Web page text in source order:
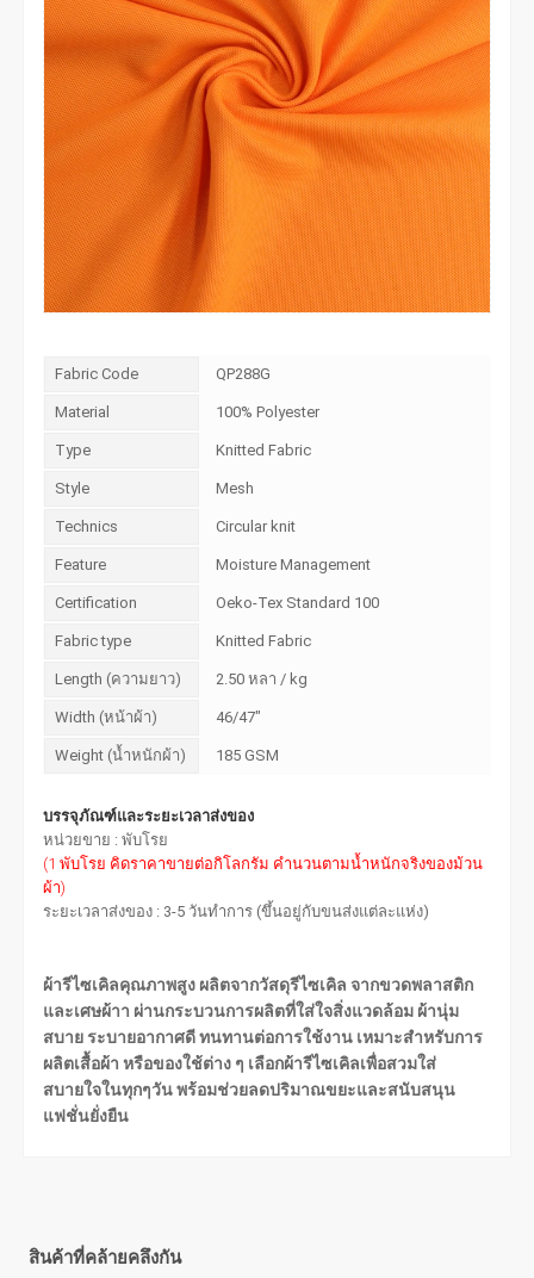
Fabric Code QP288G
Material 100% Polyester
Type Knitted Fabric
Style Mesh
Technics Circular knit
Feature Moisture Management
Certification Oeko-Tex Standard 100
Fabric type Knitted Fabric
Length (ความยาว) 2.50 หลา / kg
Width (หน้าผ้า) 46/47"
Weight (น้ำหนักผ้า) 185 GSM
บรรจุภัณฑ์และระยะเวลาส่งของ
หน่วยขาย : พับโรย
(1 พับโรย คิดราคาขายต่อกิโลกรัม คำนวนตามน้ำหนักจริงของม้วน
ผ้า)
ระยะเวลาส่งของ : 3-5 วันทำการ (ขึ้นอยู่กับขนส่งแต่ละแห่ง)
ผ้ารีไซเคิลคุณภาพสูง ผลิตจากวัสดุรีไซเคิล จากขวดพลาสติก
และเศษผ้าา ผ่านกระบวนการผลิตที่ใส่ใจสิ่งแวดล้อม ผ้านุ่ม
สบาย ระบายอากาศดี ทนทานต่อการใช้งาน เหมาะสำหรับการ
ผลิตเสื้อผ้า หรือของใช้ต่าง ๆ เลือกผ้ารีไซเคิลเพื่อสวมใส่
สบายใจในทุกๆวัน พร้อมช่วยลดปริมาณขยะและสนับสนุน
แฟชั่นยั่งยืน
สินค้าที่คล้ายคลึงกัน